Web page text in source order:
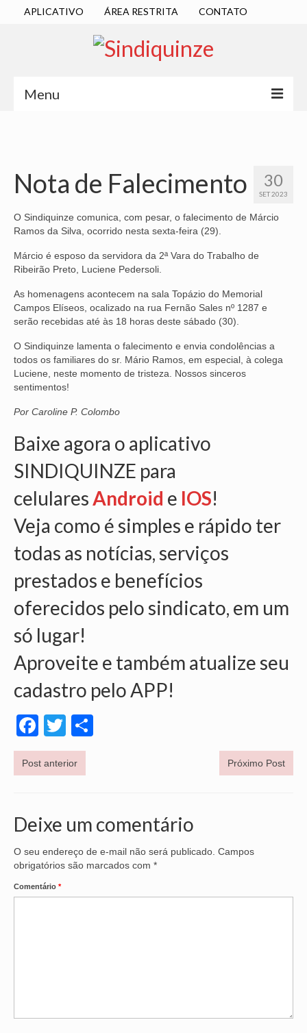
APLICATIVO ÁREA RESTRITA CONTATO
Menu
DIRETORIA EXECUTIVA
ESTATUTO
LOCALIZAÇÃO
QUEM SOMOS
NOSSA HISTÓRIA
SUBSEDES
ARAÇATUBA
BAURU
PRESIDENTE PRUDENTE
RIBEIRÃO PRETO
SÃO JOSÉ DOS CAMPOS
SÃO JOSÉ DO RIO PRETO
SOROCABA
NOTÍCIAS
BOLETIM
VÍDEOS
CONVÊNIOS
SINDICALIZE-SE
JURÍDICO
NÚCLEOS
APOSENTADOS
ANALISTAS JUDICIÁRIOS
ACESSIBILIDADE E INCLUSÃO
LGBTQIA+
30
SET 2023
Nota de Falecimento
O Sindiquinze comunica, com pesar, o falecimento de Márcio
Ramos da Silva, ocorrido nesta sexta-feira (29).
Márcio é esposo da servidora da 2ª Vara do Trabalho de
Ribeirão Preto, Luciene Pedersoli.
As homenagens acontecem na sala Topázio do Memorial
Campos Elíseos, ocalizado na rua Fernão Sales nº 1287 e
serão recebidas até às 18 horas deste sábado (30).
O Sindiquinze lamenta o falecimento e envia condolências a
todos os familiares do sr. Mário Ramos, em especial, à colega
Luciene, neste momento de tristeza. Nossos sinceros
sentimentos!
Por Caroline P. Colombo
Baixe agora o aplicativo
SINDIQUINZE para
celularesAndroid e IOS!
Veja como é simples e rápido ter
todas as notícias, serviços
prestados e benefícios
oferecidos pelo sindicato, em um
só lugar!
Aproveite e também atualize seu
cadastro pelo APP!
Facebook
Twitter
Post anterior Próximo Post
Deixe um comentário
O seu endereço de e-mail não será publicado. Campos
obrigatórios são marcados com *
Comentário *